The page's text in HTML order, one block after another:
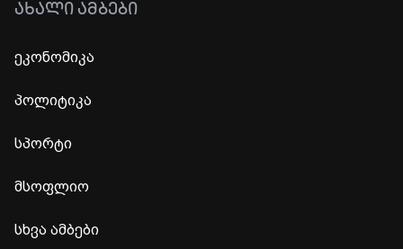
ᲐᲮᲐᲚᲘ ᲐᲛᲑᲔᲑᲘ
ეკონომიკა
პოლიტიკა
სპორტი
მსოფლიო
სხვა ამბები